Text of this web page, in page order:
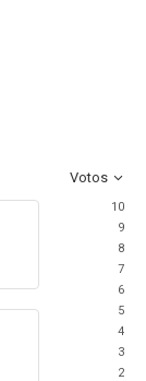
Votos
10
9
8
7
6
5
4
3
2